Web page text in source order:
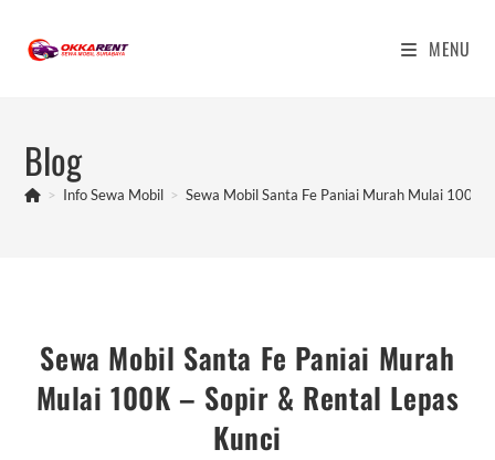
content
MENU
Blog
> Info Sewa Mobil > Sewa Mobil Santa Fe Paniai Murah Mulai 100K
Sewa Mobil Santa Fe Paniai Murah
Mulai 100K – Sopir & Rental Lepas
Kunci